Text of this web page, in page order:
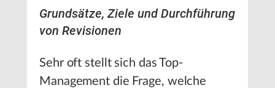
Grundsätze, Ziele und Durchführung
von Revisionen
Sehr oft stellt sich das Top-
Management die Frage, welche